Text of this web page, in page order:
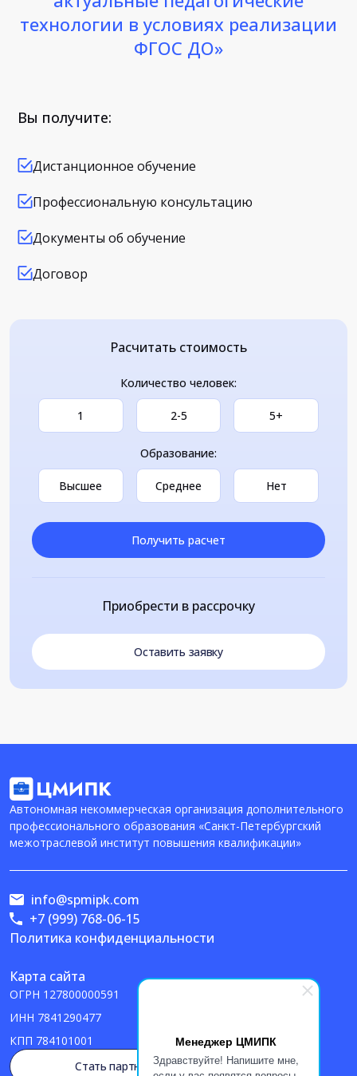
Менеджер ЦМИПК
Здравствуйте! Напишите мне,
технологии в условиях реализации
ФГОС ДО»
Вы получите:
Дистанционное обучение
Профессиональную консультацию
Документы об обучение
Договор
Расчитать стоимость
Количество человек:
1 2-5 5+
Образование:
Высшее Среднее Нет
Получить расчет
Приобрести в рассрочку
Оставить заявку
Автономная некоммерческая организация дополнительного
профессионального образования «Санкт-Петербургский
межотраслевой институт повышения квалификации»
Политика конфиденциальности
Карта сайта
ОГРН 127800000591
ИНН 7841290477
КПП 784101001
info@spmipk.com
+7 (999) 768-06-15
Стать партнером